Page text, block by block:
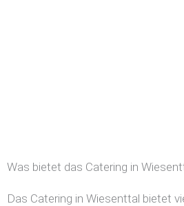
Was bietet das Catering in
Das Catering in Wiesenttal bietet